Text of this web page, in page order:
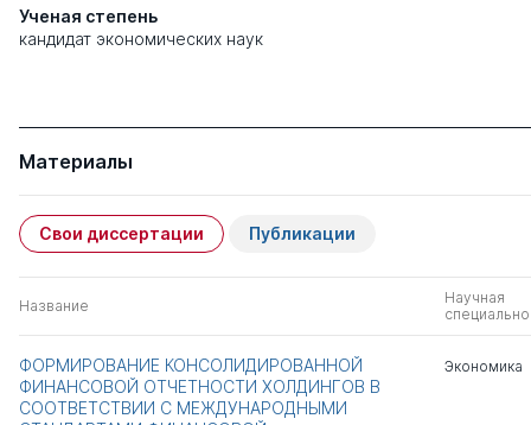
Ученая степень
кандидат экономических наук
Материалы
Свои диссертации Публикации
Название
Научная
ФОРМИРОВАНИЕ КОНСОЛИДИРОВАННОЙ
ФИНАНСОВОЙ ОТЧЕТНОСТИ ХОЛДИНГОВ В
СООТВЕТСТВИИ С МЕЖДУНАРОДНЫМИ
Экономика